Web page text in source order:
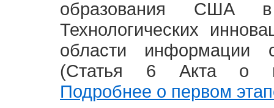
образования США
Технологических
области информации
(Статья 6 Акта о
Подробнее о первом